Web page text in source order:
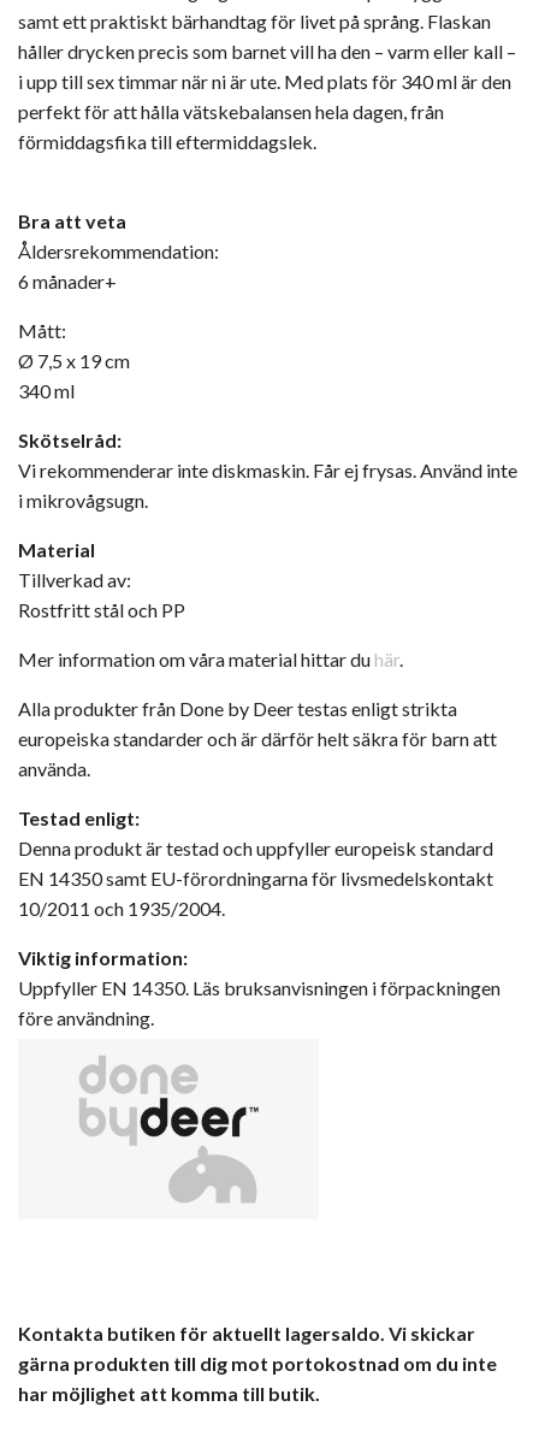
samt ett praktiskt bärhandtag för livet på språng. Flaskan
håller drycken precis som barnet vill ha den – varm eller kall –
i upp till sex timmar när ni är ute. Med plats för 340 ml är den
perfekt för att hålla vätskebalansen hela dagen, från
förmiddagsfika till eftermiddagslek.
Bra att veta
Åldersrekommendation:
6 månader+
Mått:
Ø 7,5 x 19 cm
340 ml
Skötselråd:
Vi rekommenderar inte diskmaskin. Får ej frysas. Använd inte
i mikrovågsugn.
Material
Tillverkad av:
Rostfritt stål och PP
Mer information om våra material hittar du här.
Alla produkter från Done by Deer testas enligt strikta
europeiska standarder och är därför helt säkra för barn att
använda.
Testad enligt:
Denna produkt är testad och uppfyller europeisk standard
EN 14350 samt EU-förordningarna för livsmedelskontakt
10/2011 och 1935/2004.
Viktig information:
Uppfyller EN 14350. Läs bruksanvisningen i förpackningen
före användning.
Kontakta butiken för aktuellt lagersaldo. Vi skickar
gärna produkten till dig mot portokostnad om du inte
har möjlighet att komma till butik.